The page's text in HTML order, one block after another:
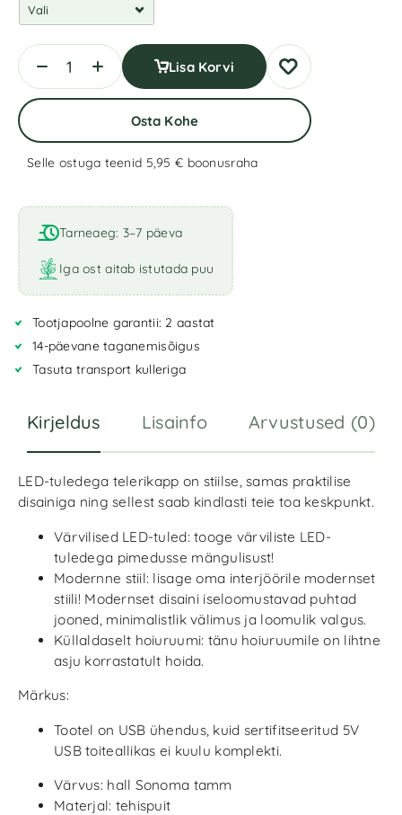
Lisa Korvi
Osta Kohe
Selle ostuga teenid 5,95 € boonusraha
l
t
e
r
n
t
i
Tarneaeg: 3–7 päeva
Iga ost aitab istutada puu
Tootjapoolne garantii: 2 aastat
14-päevane taganemisõigus
Tasuta transport kulleriga
Kirjeldus Lisainfo Arvustused (0)
LED-tuledega telerikapp on stiilse, samas praktilise
disainiga ning sellest saab kindlasti teie toa keskpunkt.
Värvilised LED-tuled: tooge värviliste LED-
tuledega pimedusse mängulisust!
Modernne stiil: lisage oma interjöörile modernset
stiili! Modernset disaini iseloomustavad puhtad
jooned, minimalistlik välimus ja loomulik valgus.
Küllaldaselt hoiuruumi: tänu hoiuruumile on lihtne
asju korrastatult hoida.
Märkus:
Tootel on USB ühendus, kuid sertifitseeritud 5V
USB toiteallikas ei kuulu komplekti.
Värvus: hall Sonoma tamm
Materjal: tehispuit